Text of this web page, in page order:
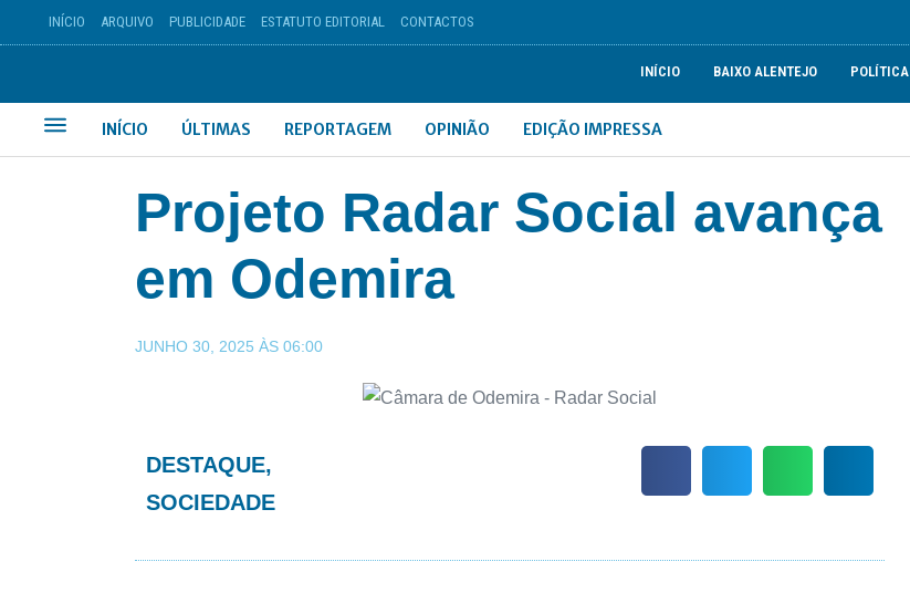
INÍCIO ARQUIVO PUBLICIDADE ESTATUTO EDITORIAL CONTACTOS
INÍCIO BAIXO ALENTEJO POLÍTICA
INÍCIO ÚLTIMAS REPORTAGEM OPINIÃO EDIÇÃO IMPRESSA
Projeto Radar Social avança
em Odemira
JUNHO 30, 2025 ÀS 06:00
DESTAQUE,
SOCIEDADE